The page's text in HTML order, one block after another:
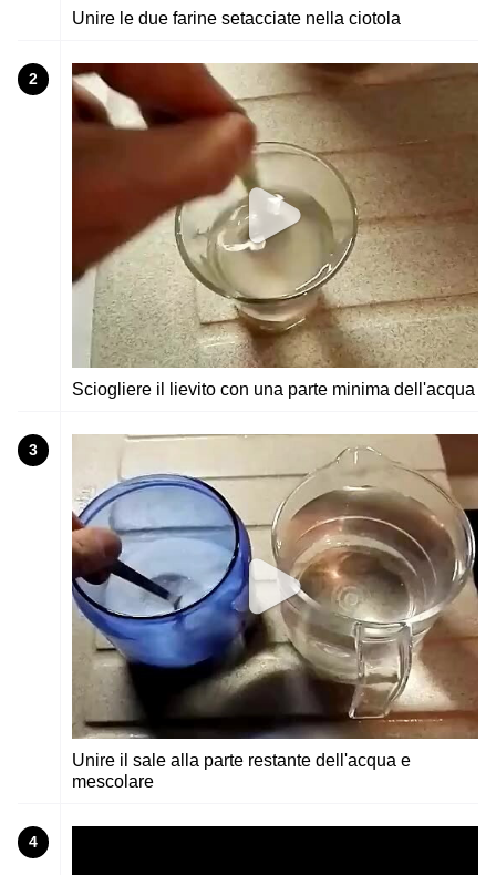
Unire le due farine setacciate nella ciotola
2
Sciogliere il lievito con una parte minima dell'acqua
3
Unire il sale alla parte restante dell'acqua e
mescolare
4